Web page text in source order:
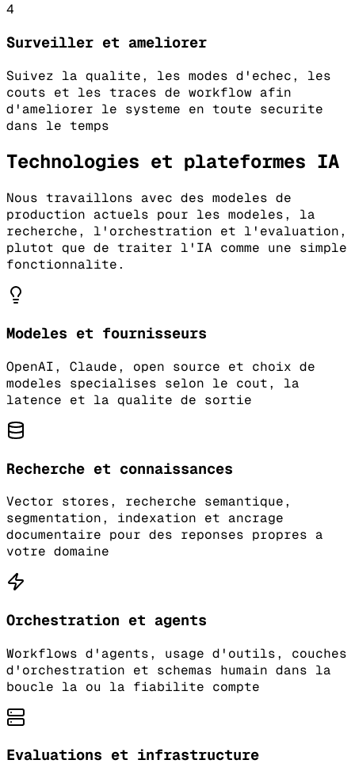
4
Surveiller et ameliorer
Suivez la qualite, les modes d'echec, les
couts et les traces de workflow afin
d'ameliorer le systeme en toute securite
dans le temps
Technologies et plateformes IA
Nous travaillons avec des modeles de
production actuels pour les modeles, la
recherche, l'orchestration et l'evaluation,
plutot que de traiter l'IA comme une simple
fonctionnalite.
Modeles et fournisseurs
OpenAI, Claude, open source et choix de
modeles specialises selon le cout, la
latence et la qualite de sortie
Recherche et connaissances
Vector stores, recherche semantique,
segmentation, indexation et ancrage
documentaire pour des reponses propres a
votre domaine
Orchestration et agents
Workflows d'agents, usage d'outils, couches
d'orchestration et schemas humain dans la
boucle la ou la fiabilite compte
Evaluations et infrastructure